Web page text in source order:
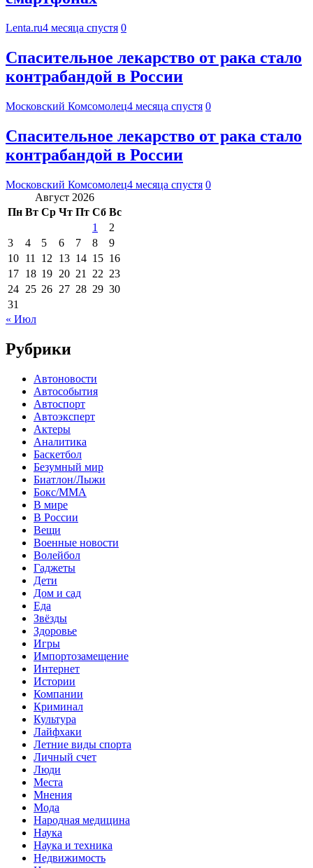
Lenta.ru4 месяца спустя 0
Спасительное лекарство от рака стало
контрабандой в России
Московский Комсомолец4 месяца спустя 0
Спасительное лекарство от рака стало
контрабандой в России
Московский Комсомолец4 месяца спустя 0
Август 2026
Пн Вт Ср Чт Пт Сб Вс
1
2
3
4 5 6 7 8
9
10 11 12 13 14 15 16
17 18 19 20 21 22 23
24 25 26 27 28 29 30
31
« Июл
Рубрики
Автоновости
Автособытия
Автоспорт
Автоэксперт
Актеры
Аналитика
Баскетбол
Безумный мир
Биатлон/Лыжи
Бокс/MMA
В мире
В России
Вещи
Военные новости
Волейбол
Гаджеты
Дети
Дом и сад
Еда
Звёзды
Здоровье
Игры
Импортозамещение
Интернет
Истории
Компании
Криминал
Культура
Лайфхаки
Летние виды спорта
Личный счет
Люди
Места
Мнения
Мода
Народная медицина
Наука
Наука и техника
Недвижимость